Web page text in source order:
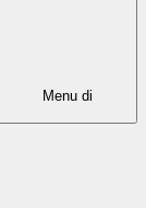
Menu di